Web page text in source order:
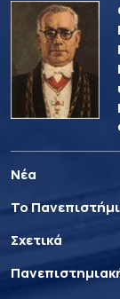
Νέα
Το
Σχετικά